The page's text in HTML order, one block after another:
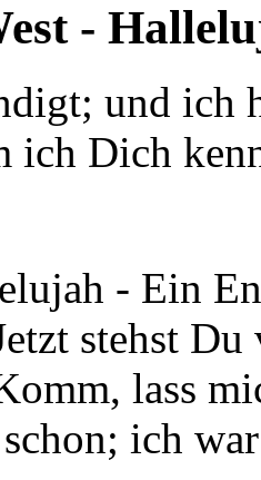
-
und ich
ich Dich
- Ein
stehst Du
lass
ich